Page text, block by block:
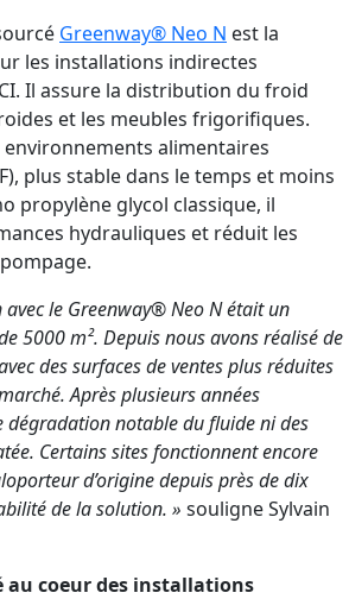
Greenway® Neo N est la
les installations indirectes
Il assure la distribution du froid
et les meubles frigorifiques.
environnements alimentaires
plus stable dans le temps et moins
propylène glycol classique, il
hydrauliques et réduit les
le Greenway® Neo N était un
5000 m². Depuis nous avons réalisé de
des surfaces de ventes plus réduites
Après plusieurs années
dégradation notable du fluide ni des
Certains sites fonctionnent encore
d’origine depuis près de dix
de la solution. » souligne Sylvain
au coeur des installations